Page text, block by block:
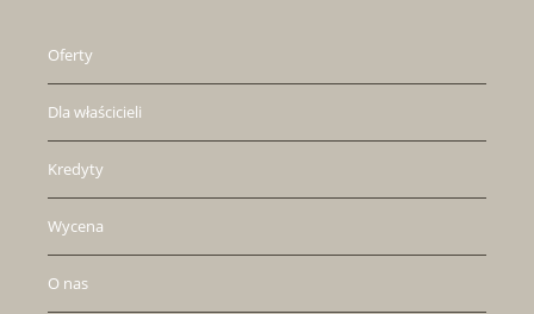
Oferty
Dla właścicieli
Kredyty
Wycena
O nas